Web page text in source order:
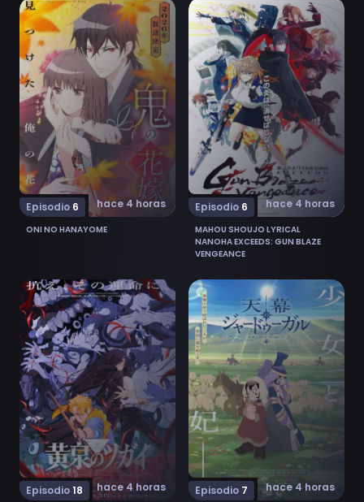
hace 4 horas
Episodio 6
ONI NO HANAYOME
Ver Oni no Hanayome 6
hace 4 horas
Episodio 6
MAHOU SHOUJO LYRICAL
NANOHA EXCEEDS: GUN BLAZE
VENGEANCE
Ver Mahou Shoujo Lyrical
hace 4 horas
Episodio18
Ver Yomi no Tsugai 18
hace 4 horas
Episodio 7
Ver Tenmaku no Jaadugar